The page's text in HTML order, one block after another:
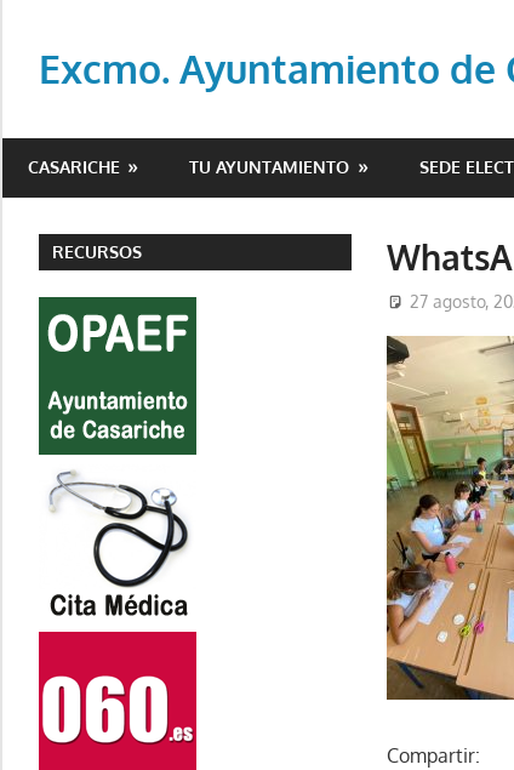
contenido
Excmo. Ayuntamiento de
del
de
Casariche
CASARICHE TU AYUNTAMIENTO SEDE
27 agosto,
Compartir:
RECURSOS